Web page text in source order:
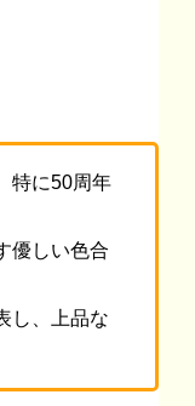
特に50周年
優しい色合
し、上品な